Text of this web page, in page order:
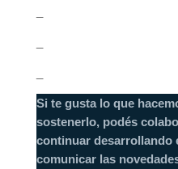
Si te gusta lo que
sostenerlo, podés
continuar desarrollando
comunicar las